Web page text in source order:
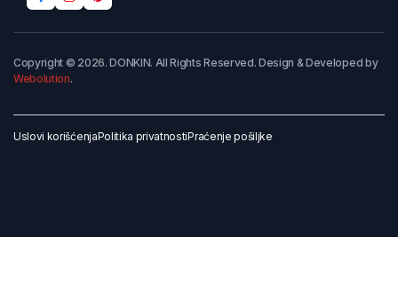
Copyright © 2026. DONKIN. All Rights Reserved. Design & Developed by
Webolution.
Uslovi korišćenjaPolitika privatnostiPraćenje pošiljke